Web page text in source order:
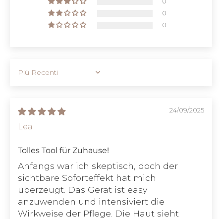
0
0
Sort by
24/09/2025
Lea
Tolles Tool für Zuhause!
Anfangs war ich skeptisch, doch der
sichtbare Soforteffekt hat mich
überzeugt. Das Gerät ist easy
anzuwenden und intensiviert die
Wirkweise der Pflege. Die Haut sieht